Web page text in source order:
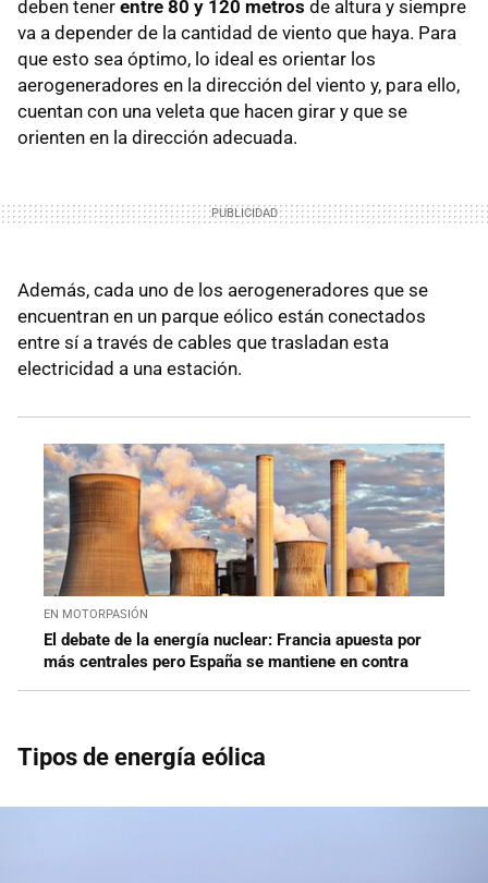
deben tener entre 80 y 120 metros de altura y siempre
va a depender de la cantidad de viento que haya. Para
que esto sea óptimo, lo ideal es orientar los
aerogeneradores en la dirección del viento y, para ello,
cuentan con una veleta que hacen girar y que se
orienten en la dirección adecuada.
Además, cada uno de los aerogeneradores que se
encuentran en un parque eólico están conectados
entre sí a través de cables que trasladan esta
electricidad a una estación.
EN MOTORPASIÓN
El debate de la energía nuclear: Francia apuesta por
más centrales pero España se mantiene en contra
Tipos de energía eólica